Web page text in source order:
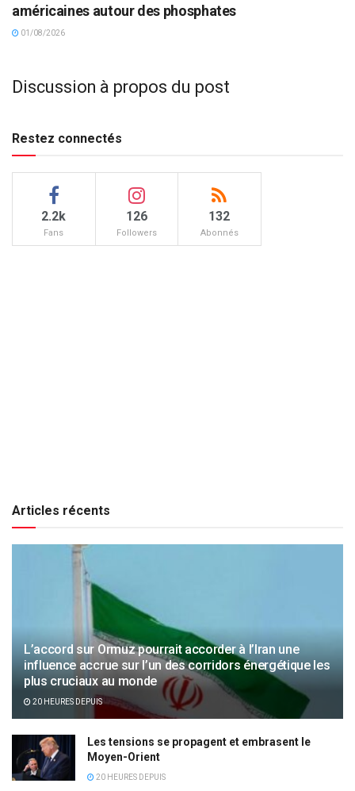
américaines autour des phosphates
01/08/2026
Discussion à propos du post
Restez connectés
2.2k
Fans
126
Followers
132
Abonnés
Articles récents
L’accord sur Ormuz pourrait accorder à l’Iran une
influence accrue sur l’un des corridors énergétique les
plus cruciaux au monde
20 HEURES DEPUIS
Les tensions se propagent et embrasent le
Moyen-Orient
20 HEURES DEPUIS